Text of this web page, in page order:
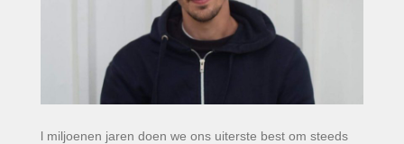
l miljoenen jaren doen we ons uiterste best om steeds